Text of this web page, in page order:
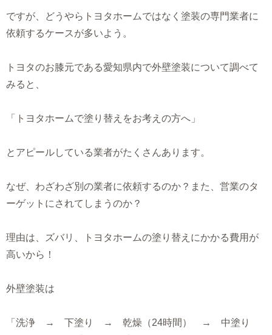
ですが、どうやらトヨタホームではなく塗装の専門業者に
依頼するケースが多いよう。
トヨタのお膝元である愛知県内で外壁塗装について調べて
みると、
「トヨタホームで塗り替えをお考えの方へ」
とアピールしている業者がたくさんあります。
なぜ、わざわざ別の業者に依頼するのか？また、営業のタ
ーゲットにされてしまうのか？
理由は、ズバリ、トヨタホームの塗り替えにかかる費用が
高いから！
外壁塗装は
「洗浄 → 下塗り → 乾燥（24時間） → 中塗り